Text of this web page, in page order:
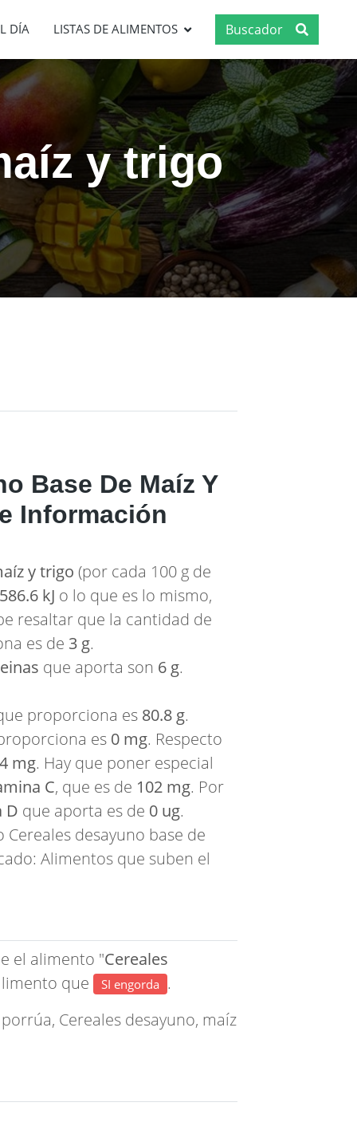
DÍA LISTAS DE ALIMENTOS Buscador
y trigo
Base De Maíz Y
Información
y trigo (por cada 100 g de
kJ o lo que es lo mismo,
resaltar que la cantidad de
es de 3 g.
que aporta son 6 g.
proporciona es 80.8 g.
es 0 mg. Respecto
mg. Hay que poner especial
C, que es de 102 mg. Por
D que aporta es de 0 ug.
desayuno base de
Alimentos que suben el
el alimento "Cereales
que
SI engorda .
, Cereales desayuno, maíz